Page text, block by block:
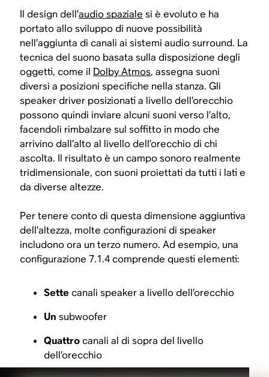
Il design dell’audio spaziale si è evoluto e ha
portato allo sviluppo di nuove possibilità
nell’aggiunta di canali ai sistemi audio surround. La
tecnica del suono basata sulla disposizione degli
oggetti, come il Dolby Atmos, assegna suoni
diversi a posizioni specifiche nella stanza. Gli
speaker driver posizionati a livello dell’orecchio
possono quindi inviare alcuni suoni verso l’alto,
facendoli rimbalzare sul soffitto in modo che
arrivino dall’alto al livello dell’orecchio di chi
ascolta. Il risultato è un campo sonoro realmente
tridimensionale, con suoni proiettati da tutti i lati e
da diverse altezze.
Per tenere conto di questa dimensione aggiuntiva
dell’altezza, molte configurazioni di speaker
includono ora un terzo numero. Ad esempio, una
configurazione 7.1.4 comprende questi elementi:
Sette canali speaker a livello dell’orecchio
Un subwoofer
Quattrocanali al di sopra del livello
dell’orecchio